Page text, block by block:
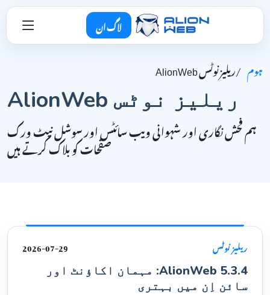
لاگ ان
ہوم ریلیز نوٹس AlionWeb
ریلیز نوٹس AlionWeb
ہم فحش نگاری اور شہوانی ویب سائٹس اور سوشل نیٹ ورک
صفحات کو بلاک کرتے ہیں
ریلیز نوٹس 2026-07-29
AlionWeb 5.3.4: مہمان اکاؤنٹ اور
سائن اِن میں بہتری